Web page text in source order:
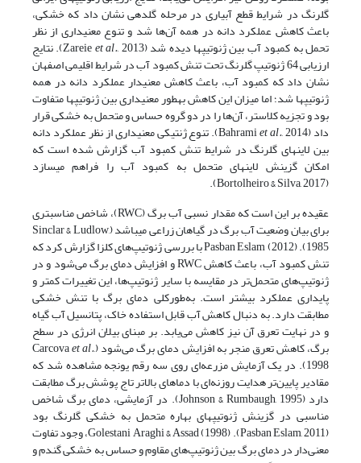
گلرنگ در شرایط قطع آبیاری در مرحله گل­دهی نشان داد که خشکی،
باعث کاهش عملکرد دانه در همه آن‌ها شد و تنوع معنی­داری از نظر
تحمل به کمبود آب بین ژنوتیپ­ها دیده شد (Zareie et al. , 2013). نتایج
ارزیابی 64 ژنوتیپ گلرنگ تحت تنش کمبود آب در شرایط اقلیمی اصفهان
نشان داد که کمبود آب، باعث کاهش معنی­دار عملکرد دانه در همه
ژنوتیپ­ها شد؛ اما میزان این کاهش به­طور معنی­داری بین ژنوتیپ­ها متفاوت
بود و تجزیه کلاستر، آن‌ها را در دو گروه حساس و متحمل به خشکی قرار
داد (Bahrami et al. , 2014). تنوع ژنتیکی معنی­داری از نظر عملکرد دانه
بین لاین­های گلرنگ در شرایط تنش کمبود آب گزارش شده است که
امکان گزینش لاین­های متحمل به کمبود آب را فراهم می­سازد
(Bortolheiro & Silva, 2017).
عقیده بر این است که مقدار نسبی آب برگ (RWC)، شاخص مناسب­تری
برای بیان وضعیت آب برگ در گیاهان زراعی می­باشد (Sinclar & Ludlow,
1985). Pasban Eslam (2012) با بررسی ژنوتیپ‌های کلزا گزارش کرد که
تنش کمبود آب، باعث کاهش RWC و افزایش دمای برگ می‌شود و در
ژنوتیپ‌های متحمل‌تر در مقایسه با سایر ژنوتیپ‌ها، این تغییرات کمتر و
پایداری عملکرد بیشتر است. به‌طور‌کلی دمای برگ با تنش خشکی
مطابقت دارد. به دنبال کاهش آب قابل استفاده خاک، پتانسیل آب گیاه
و در نهایت تعرق آن نیز کاهش می‌یابد. بر مبنای بیلان انرژی در سطح
برگ، کاهش تعرق منجر به افزایش دمای برگ می‌شود (Carcovaet al.,
1998). در یک آزمایش مزرعه‌ای روی سه رقم یونجه مشاهده شد که
مقادیر پایین‌تر هدایت روزنه‌ای با دماهای بالاتر تاج پوشش برگ مطابقت
دارد (Johnson & Rumbaugh, 1995). در آزمایشی، دمای برگ شاخص
مناسبی در گزینش ژنوتیپ­های بهاره متحمل به خشکی گلرنگ بود
(Pasban Eslam, 2011). Golestani Araghi & Assad (1998)، وجود تفاوت
معنی‌دار در دمای برگ بین ژنوتیپ‌های مقاوم و حساس به خشکی گندم و